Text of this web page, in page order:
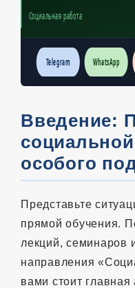
Социальная работа
Telegram WhatsApp
Введение:
особого
Представьте
прямой обучения.
лекций, семинаров
направления
вами стоит